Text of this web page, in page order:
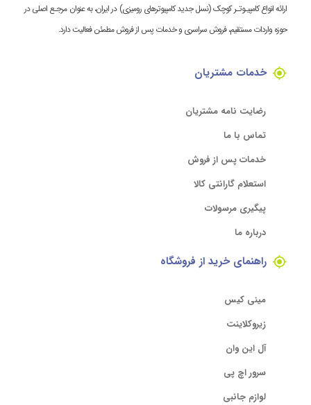
ارائه انواع کامپیـوتـر کوچک (نسل جدید کامپیوترهای رومیزی) در ایران، به عنوان مرجـع اصلی در
حوزه واردات مستقیم، فروش سراسری و خدمات پس از فروش مطمئن فعالیت دارد.
خدمات مشتریان
رضایت نامه مشتریان
تماس با ما
خدمات پس از فروش
استعلام گارانتی کالا
پیگیری مرسولات
درباره ما
راهنمای خرید از فروشگاه
مینی کیس
زیروکلاینت
آل این وان
سرور اچ پی
لوازم جانبی